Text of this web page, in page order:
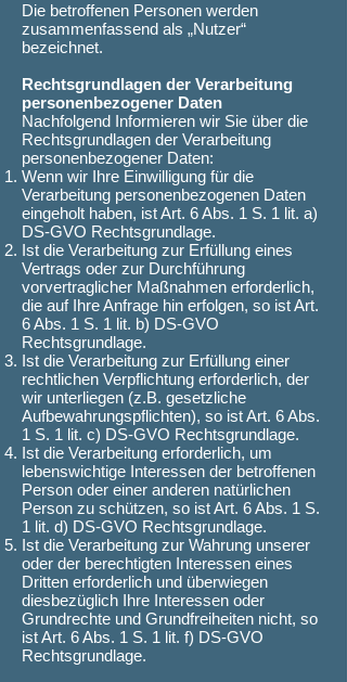
Die betroffenen Personen werden
zusammenfassend als „Nutzer“
bezeichnet.
Rechtsgrundlagen der Verarbeitung
personenbezogener Daten
Nachfolgend Informieren wir Sie über die
Rechtsgrundlagen der Verarbeitung
personenbezogener Daten:
Wenn wir Ihre Einwilligung für die
Verarbeitung personenbezogenen Daten
eingeholt haben, ist Art. 6 Abs. 1 S. 1 lit. a)
DS-GVO Rechtsgrundlage.
Ist die Verarbeitung zur Erfüllung eines
Vertrags oder zur Durchführung
vorvertraglicher Maßnahmen erforderlich,
die auf Ihre Anfrage hin erfolgen, so ist Art.
6 Abs. 1 S. 1 lit. b) DS-GVO
Rechtsgrundlage.
Ist die Verarbeitung zur Erfüllung einer
rechtlichen Verpflichtung erforderlich, der
wir unterliegen (z.B. gesetzliche
Aufbewahrungspflichten), so ist Art. 6 Abs.
1 S. 1 lit. c) DS-GVO Rechtsgrundlage.
Ist die Verarbeitung erforderlich, um
lebenswichtige Interessen der betroffenen
Person oder einer anderen natürlichen
Person zu schützen, so ist Art. 6 Abs. 1 S.
1 lit. d) DS-GVO Rechtsgrundlage.
Ist die Verarbeitung zur Wahrung unserer
oder der berechtigten Interessen eines
Dritten erforderlich und überwiegen
diesbezüglich Ihre Interessen oder
Grundrechte und Grundfreiheiten nicht, so
ist Art. 6 Abs. 1 S. 1 lit. f) DS-GVO
Rechtsgrundlage.